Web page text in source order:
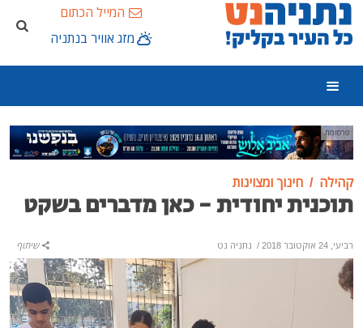
המייל הכתום
מזג אוויר בנתניה
פרסומת
קהילה חינוך ומצוינות
תוכנית יחודית - כאן מדברים בשקט
רביעי, 24 אוקטובר 2018 / נתניה נט שיתוף